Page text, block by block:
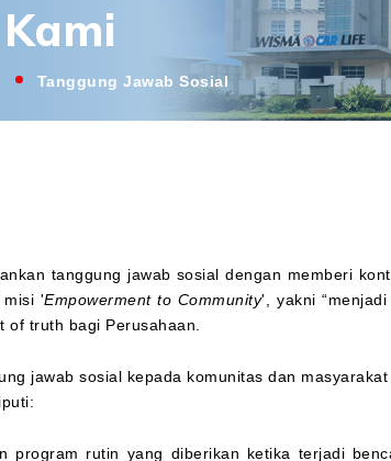
Tanggung Jawab Sosial
tanggung jawab sosial dengan memberi
misi 'Empowerment to Community', yakni
truth bagi Perusahaan.
jawab sosial kepada komunitas dan
program rutin yang diberikan ketika terjadi